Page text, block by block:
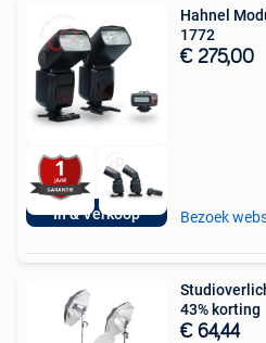
In & Verkoop
Hahnel
1772
€ 275,00
Bezoek
43% korting
€ 64,44